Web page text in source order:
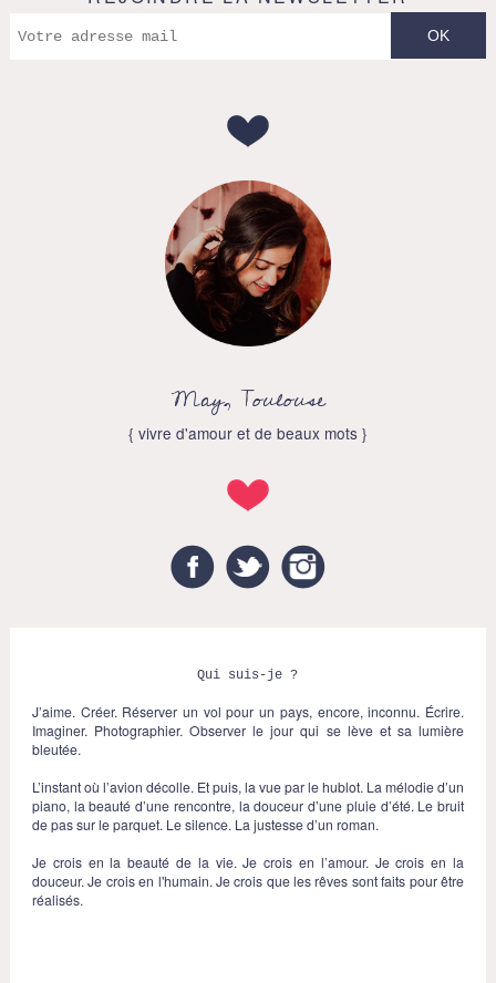
May, Toulouse
{ vivre d'amour et de beaux mots }
FacebookTwitter
Qui suis-je ?
J’aime. Créer. Réserver un vol pour un pays, encore, inconnu. Écrire.
Imaginer. Photographier. Observer le jour qui se lève et sa lumière
bleutée.
L’instant où l’avion décolle. Et puis, la vue par le hublot. La mélodie d’un
piano, la beauté d’une rencontre, la douceur d’une pluie d’été. Le bruit
de pas sur le parquet. Le silence. La justesse d’un roman.
Je crois en la beauté de la vie. Je crois en l’amour. Je crois en la
douceur. Je crois en l'humain. Je crois que les rêves sont faits pour être
réalisés.